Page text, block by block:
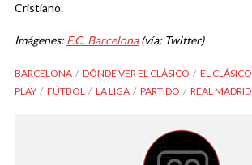
Cristiano.
Imágenes: F.C. Barcelona(vía: Twitter)
BARCELONA DÓNDE VER EL CLÁSICO EL CLÁSICO
PLAY
FÚTBOL LA LIGA PARTIDO REAL MADRID